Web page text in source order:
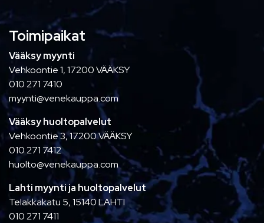
Toimipaikat
Vääksy myynti
Vehkoontie 1, 17200 VÄÄKSY
010 271 7410
myynti@venekauppa.com
Vääksy huoltopalvelut
Vehkoontie 3, 17200 VÄÄKSY
010 271 7412
huolto@venekauppa.com
Lahti myynti ja huoltopalvelut
Telakkakatu 5, 15140 LAHTI
010 271 7411